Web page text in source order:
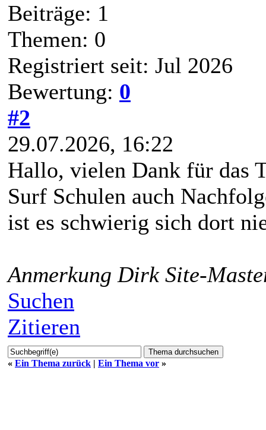
Beiträge: 1
Themen: 0
Registriert seit: Jul 2026
Bewertung: 0
#2
29.07.2026, 16:22
Hallo, vielen Dank für das
Surf Schulen auch
ist es schwierig sich dort
Anmerkung Dirk Site-
Suchen
Zitieren
« Ein Thema zurück | Ein Thema vor »